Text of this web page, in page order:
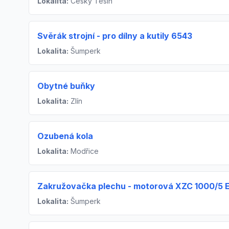
Svěrák strojní - pro dílny a kutily 6543
Lokalita: Šumperk
Obytné buňky
Lokalita: Zlín
Ozubená kola
Lokalita: Modřice
Zakružovačka plechu - motorová XZC 1000/5 E
Lokalita: Šumperk